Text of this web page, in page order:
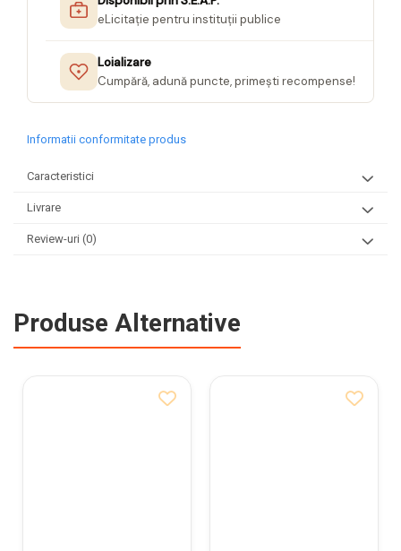
eLicitație pentru instituții publice
Loializare
Cumpără, adună puncte, primești recompense!
Informatii conformitate produs
Caracteristici
Livrare
Review-uri (0)
Produse Alternative